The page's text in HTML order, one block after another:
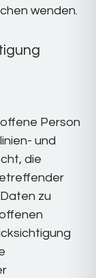
wenden.
Person
und
die
zu